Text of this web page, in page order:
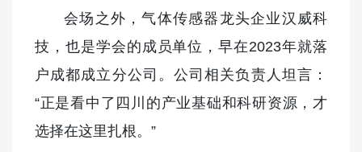
会场之外，气体传感器龙头企业汉威科
技，也是学会的成员单位，早在2023年就落
户成都成立分公司。公司相关负责人坦言：
“正是看中了四川的产业基础和科研资源，才
选择在这里扎根。”